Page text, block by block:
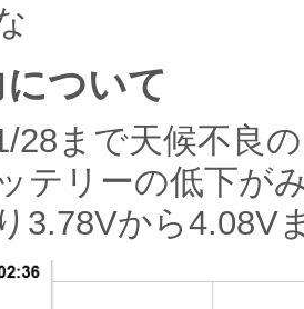
ついて
28まで天候不良
テリーの低下が
3.78Vから4.08V